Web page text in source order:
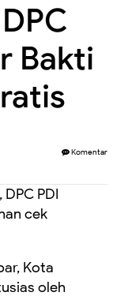
Bakti
Komentar
PDI
cek
Kota
oleh